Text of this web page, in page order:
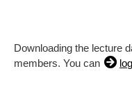
Downloading the lecture
members. You can